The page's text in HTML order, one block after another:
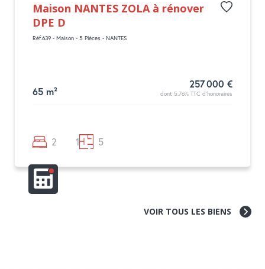
Maison NANTES ZOLA à rénover
DPE D
Réf.639 - Maison - 5 Pièces - NANTES
65 m²
257 000 €
dont 5.76% TTC d'honoraires
2 1 5
VOIR TOUS LES BIENS